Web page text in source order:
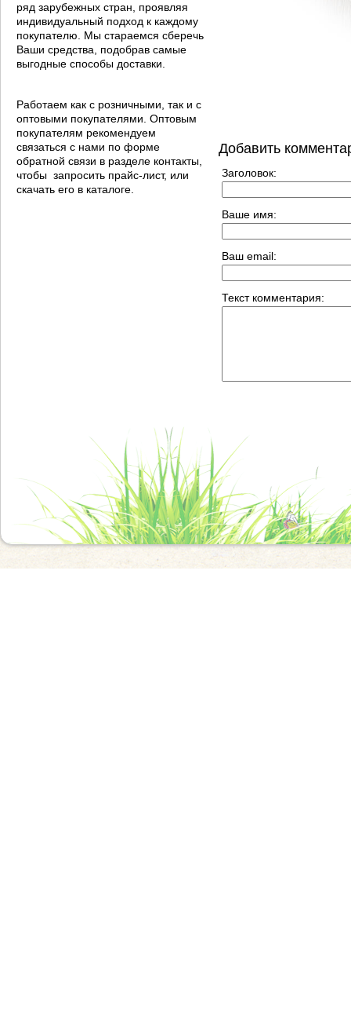
ряд зарубежных стран, проявляя
индивидуальный подход к каждому
покупателю. Мы стараемся сберечь
Ваши средства, подобрав самые
выгодные способы доставки.
Работаем как с розничными, так и с
оптовыми покупателями. Оптовым
покупателям рекомендуем
связаться с нами по форме
обратной связи в разделе контакты,
чтобы запросить прайс-лист, или
скачать его в каталоге.
Добавить
Заголовок:
Ваше имя:
Ваш email:
Текст комментария: